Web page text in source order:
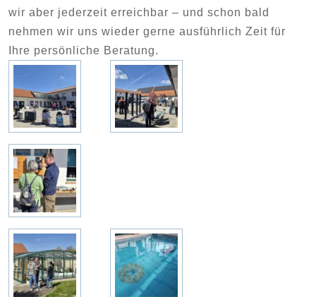
wir aber jederzeit erreichbar – und schon bald
nehmen wir uns wieder gerne ausführlich Zeit für
Ihre persönliche Beratung.